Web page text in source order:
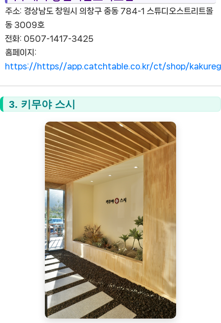
주소: 경상남도 창원시 의창구 중동 784-1 스튜디오스트리트몰
동 3009호
전화: 0507-1417-3425
홈페이지:
https://https//app.catchtable.co.kr/ct/shop/
3. 키무야 스시